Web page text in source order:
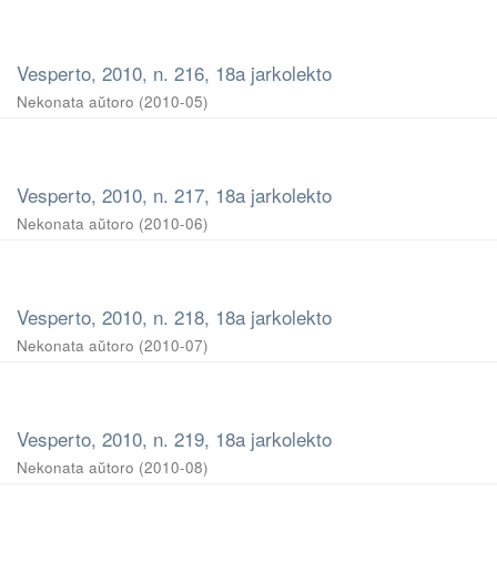
Vesperto, 2010, n. 216, 18a jarkolekto
Nekonata aŭtoro (2010-05)
Vesperto, 2010, n. 217, 18a jarkolekto
Nekonata aŭtoro (2010-06)
Vesperto, 2010, n. 218, 18a jarkolekto
Nekonata aŭtoro (2010-07)
Vesperto, 2010, n. 219, 18a jarkolekto
Nekonata aŭtoro (2010-08)